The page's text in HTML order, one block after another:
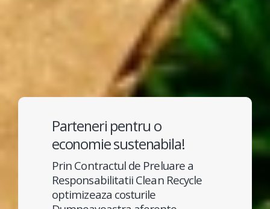
Parteneri pentru o
economie sustenabila!
Prin Contractul de Preluare a
Responsabilitatii Clean Recycle
optimizeaza costurile